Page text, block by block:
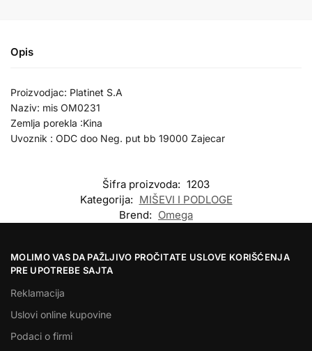
Opis
Proizvodjac: Platinet S.A
Naziv: mis OM0231
Zemlja porekla :Kina
Uvoznik : ODC doo Neg. put bb 19000 Zajecar
Šifra proizvoda: 1203
Kategorija: MIŠEVI I PODLOGE
Brend: Omega
MOLIMO VAS DA PAŽLJIVO PROČITATE USLOVE KORIŠĆENJA
PRE UPOTREBE SAJTA
Reklamacija
Uslovi online kupovine
Podaci o firmi